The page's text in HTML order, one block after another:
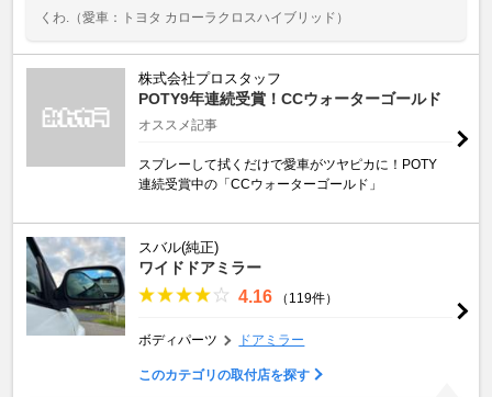
くわ.
（愛車：トヨタ カローラクロスハイブリッド）
株式会社プロスタッフ
POTY9年連続受賞！CCウォーターゴールド
オススメ記事
スプレーして拭くだけで愛車がツヤピカに！POTY
連続受賞中の「CCウォーターゴールド」
スバル(純正)
ワイドドアミラー
4.16 （119件）
ボディパーツ ドアミラー
このカテゴリの取付店を探す